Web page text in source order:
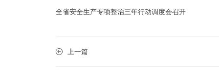
全省安全生产专项整治三年行动调度会召开
上一篇